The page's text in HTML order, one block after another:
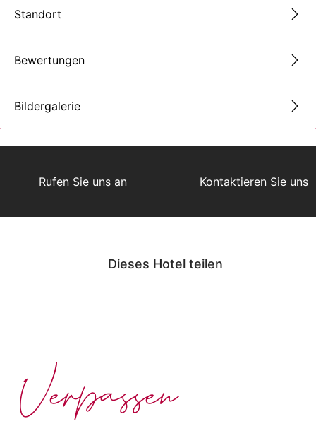
Standort
Bewertungen
Bildergalerie
Rufen Sie uns an Kontaktieren Sie uns
Dieses Hotel teilen
Verpassen